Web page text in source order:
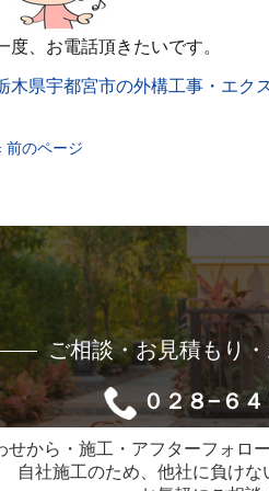
度、お電話頂きたいです。
木県宇都宮市の外構工事・エク
前のページ
ご相談・お見積もり
０２８−６
せから・施工・アフターフォロ
自社施工のため、他社に負けな